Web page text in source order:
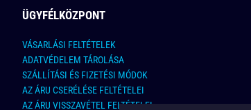
ÜGYFÉLKÖZPONT
VÁSARLÁSI FELTÉTELEK
ADATVÉDELEM TÁROLÁSA
SZÁLLÍTÁSI ÉS FIZETÉSI MÓDOK
AZ ÁRU CSERÉLÉSE FELTÉTELEI
AZ ÁRU VISSZAVÉTEL FELTÉTELEI